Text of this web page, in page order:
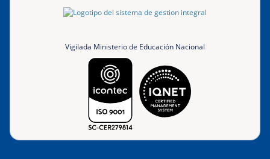
Vigilada Ministerio de Educación Nacional